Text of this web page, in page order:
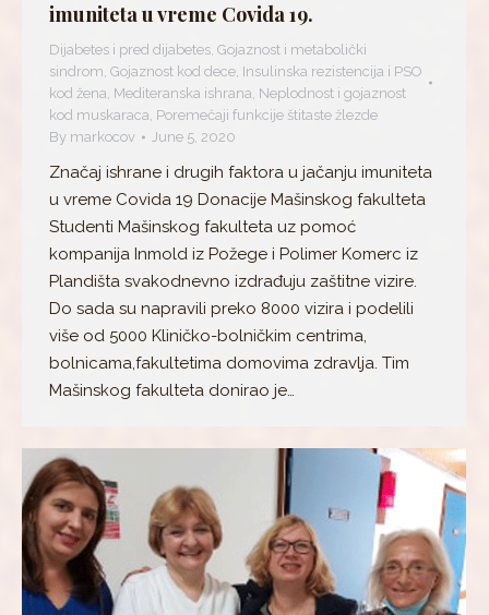
imuniteta u vreme Covida 19.
Dijabetes i pred dijabetes, Gojaznost i metabolički
sindrom, Gojaznost kod dece, Insulinska rezistencija i PSO
kod žena, Mediteranska ishrana, Neplodnost i gojaznost
kod muskaraca, Poremečaji funkcije štitaste žlezde
By markocov June 5, 2020
Značaj ishrane i drugih faktora u jačanju imuniteta
u vreme Covida 19 Donacije Mašinskog fakulteta
Studenti Mašinskog fakulteta uz pomoć
kompanija Inmold iz Požege i Polimer Komerc iz
Plandišta svakodnevno izdrađuju zaštitne vizire.
Do sada su napravili preko 8000 vizira i podelili
više od 5000 Kliničko-bolničkim centrima,
bolnicama,fakultetima domovima zdravlja. Tim
Mašinskog fakulteta donirao je…